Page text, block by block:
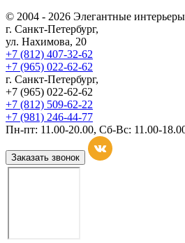
© 2004 - 2026 Элегантные
г. Санкт-Петербург,
ул. Нахимова, 20
+7 (812) 407-32-62
+7 (965) 022-62-62
г. Санкт-Петербург,
+7 (965) 022-62-62
+7 (812) 509-62-22
+7 (981) 246-44-77
Пн-пт: 11.00-20.00, Сб-Вс: 11.00-
Заказать звонок